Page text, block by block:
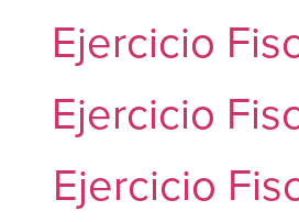
Ejercicio
Ejercicio
Ejercicio